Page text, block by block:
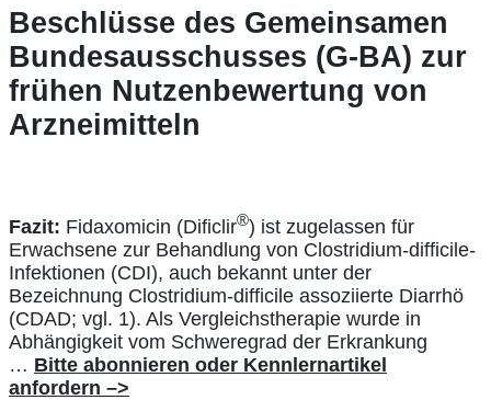
Beschlüsse des Gemeinsamen
Bundesausschusses (G-BA) zur
frühen Nutzenbewertung von
Arzneimitteln
Fazit: Fidaxomicin (Dificlir®) ist zugelassen für
Erwachsene zur Behandlung von Clostridium-difficile-
Infektionen (CDI), auch bekannt unter der
Bezeichnung Clostridium-difficile assoziierte Diarrhö
(CDAD; vgl. 1). Als Vergleichstherapie wurde in
Abhängigkeit vom Schweregrad der Erkrankung
… Bitte abonnieren oder Kennlernartikel
anfordern –>